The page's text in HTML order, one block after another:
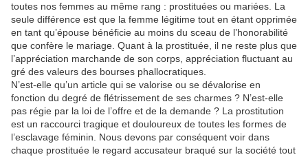
toutes nos femmes au même rang : prostituées ou mariées. La
seule différence est que la femme légitime tout en étant opprimée
en tant qu’épouse bénéficie au moins du sceau de l’honorabilité
que confère le mariage. Quant à la prostituée, il ne reste plus que
l’appréciation marchande de son corps, appréciation fluctuant au
gré des valeurs des bourses phallocratiques.
N’est-elle qu’un article qui se valorise ou se dévalorise en
fonction du degré de flétrissement de ses charmes ? N’est-elle
pas régie par la loi de l’offre et de la demande ? La prostitution
est un raccourci tragique et douloureux de toutes les formes de
l’esclavage féminin. Nous devons par conséquent voir dans
chaque prostituée le regard accusateur braqué sur la société tout